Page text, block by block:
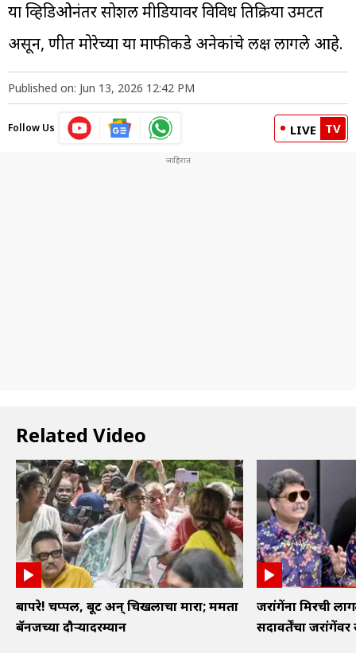
या व्हिडिओनंतर सोशल मीडियावर विविध प्रतिक्रिया उमटत
असून, प्रणीत मोरेच्या या माफीकडे अनेकांचे लक्ष लागले आहे.
Published on: Jun 13, 2026 12:42 PM
Follow Us LIVE TV
Related Video
बापरे! चप्पल, बूट अन् चिखलाचा मारा; ममता
बॅनर्जींच्या दौऱ्यादरम्यान
जरांगेंना मिरची
सदावर्तेंचा